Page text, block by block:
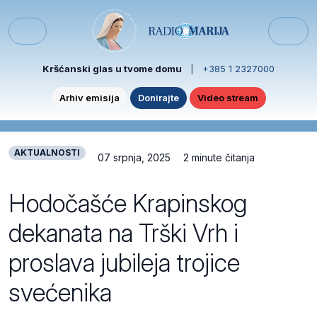
Menu
Kršćanski glas u tvome domu +385 1 2327000
Arhiv emisija Donirajte Video stream
AKTUALNOSTI 07 srpnja, 2025 2 minute čitanja
Hodočašće Krapinskog
dekanata na Trški Vrh i
proslava jubileja trojice
svećenika